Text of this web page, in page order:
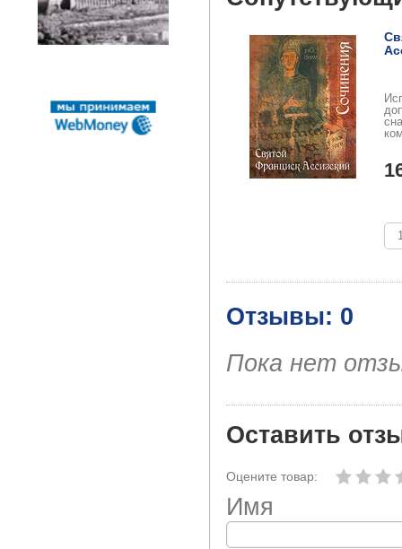
Отзывы: 0
Пока нет
Оставить
Оцените товар:
Имя